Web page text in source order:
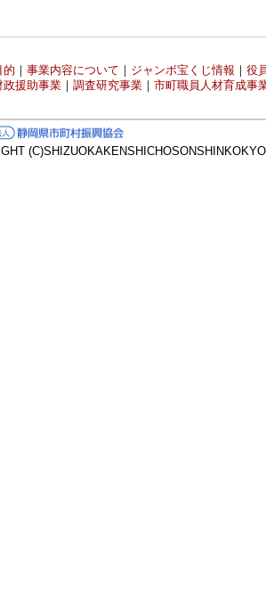
的 ｜ 事業内容について ｜ ジャンボ宝くじ情報 ｜ 役
政援助事業 ｜ 調査研究事業 ｜ 市町職員人材育成事